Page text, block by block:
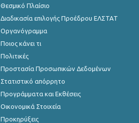
Θεσμικό Πλαίσιο
Διαδικασία επιλογής Προέδρου ΕΛΣΤΑΤ
Οργανόγραμμα
Ποιος κάνει τι
Πολιτικές
Προστασία Προσωπικών Δεδομένων
Στατιστικό απόρρητο
Προγράμματα και Εκθέσεις
Οικονομικά Στοιχεία
Προκηρύξεις